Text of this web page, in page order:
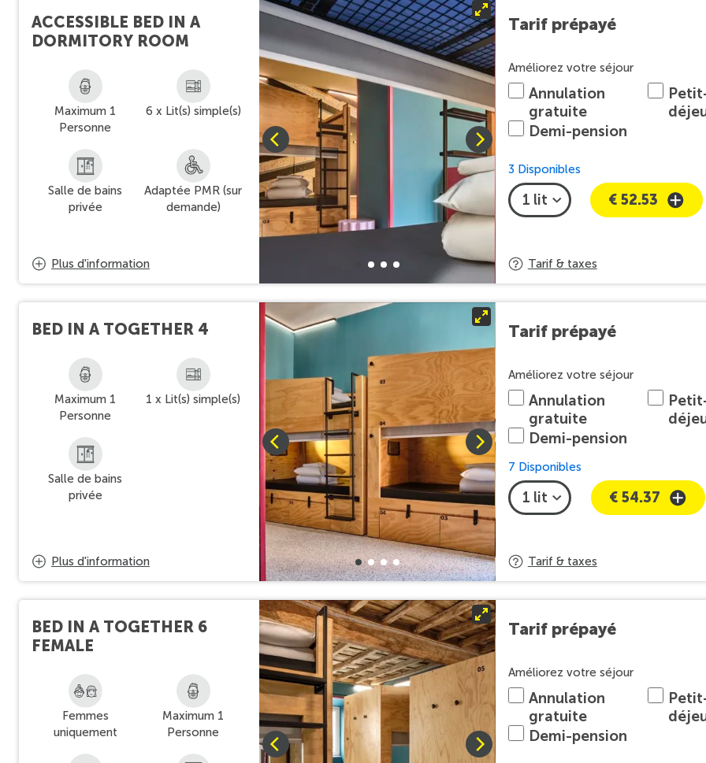
ACCESSIBLE BED IN A
DORMITORY ROOM
Maximum 1
Personne
6 x Lit(s) simple(s)
Salle de bains
privée
Adaptée PMR (sur
demande)
Plus d'information
Améliorez votre séjour
Tarif prépayé
Annulation
gratuite
Demi-pension
3 Disponibles
€ 52.53
Tarif & taxes
BED IN A TOGETHER 4
Maximum 1
Personne
1 x Lit(s) simple(s)
Salle de bains
privée
Plus d'information
Améliorez votre séjour
Tarif prépayé
Annulation
gratuite
Demi-pension
7 Disponibles
€ 54.37
Tarif & taxes
BED IN A TOGETHER 6
FEMALE
Femmes
uniquement
Maximum 1
Personne
Améliorez votre séjour
Tarif prépayé
Annulation
gratuite
Demi-pension